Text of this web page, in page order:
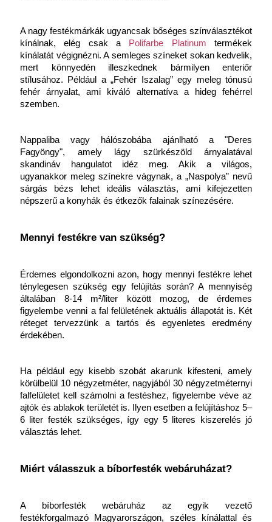
A nagy festékmárkák ugyancsak bőséges színválasztékot
kínálnak, elég csak a
Polifarbe Platinum termékek
kínálatát végignézni. A semleges színeket sokan kedvelik,
mert könnyedén illeszkednek bármilyen enteriőr
stílusához. Például a „Fehér Iszalag” egy meleg tónusú
fehér árnyalat, ami kiváló alternatíva a hideg fehérrel
szemben.
Nappaliba vagy hálószobába ajánlható a "Deres
Fagyöngy", amely lágy szürkészöld árnyalatával
skandináv hangulatot idéz meg. Akik a világos,
ugyanakkor meleg színekre vágynak, a „Naspolya” nevű
sárgás bézs lehet ideális választás, ami kifejezetten
népszerű a konyhák és étkezők falainak színezésére.
Mennyi festékre van szükség?
Érdemes elgondolkozni azon, hogy mennyi festékre lehet
ténylegesen szükség egy felújítás során? A mennyiség
általában 8-14 m²/liter között mozog, de érdemes
figyelembe venni a fal felületének aktuális állapotát is. Két
réteget tervezzünk a tartós és egyenletes eredmény
érdekében.
Ha például egy kisebb szobát akarunk kifesteni, amely
körülbelül 10 négyzetméter, nagyjából 30 négyzetméternyi
falfelületet kell számolni a festéshez, figyelembe véve az
ajtók és ablakok területét is. Ilyen esetben a felújításhoz 5–
6 liter festék szükséges, így egy 5 literes kiszerelés jó
választás lehet.
Miért válasszuk a bíborfesték webáruházat?
A bíborfesték webáruház az egyik vezető
festékforgalmazó Magyarországon, széles kínálattal és